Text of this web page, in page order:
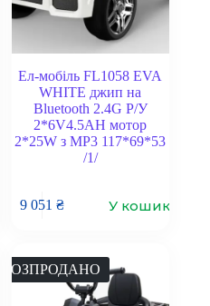
Ел-мобіль FL1058 EVA
WHITE джип на
Bluetooth 2.4G Р/У
2*6V4.5AH мотор
2*25W з MP3 117*69*53
/1/
9 051 ₴ У кошик
РОЗПРОДАНО